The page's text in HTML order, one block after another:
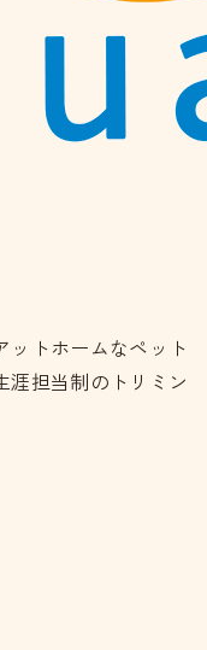
ットホームなペット
涯担当制のトリミン